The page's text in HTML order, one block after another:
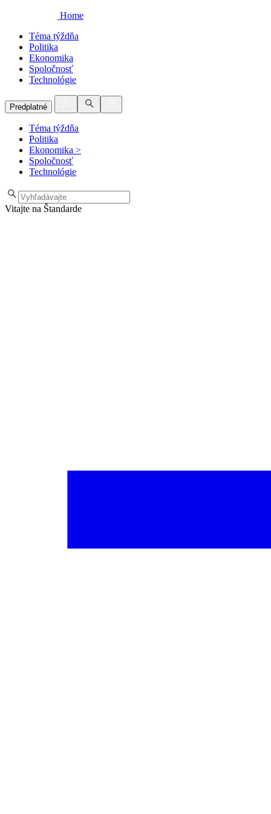
Home
Téma týždňa
Politika
Ekonomika
Spoločnosť
Technológie
Predplatné
Téma týždňa
Politika
Ekonomika >
Spoločnosť
Technológie
Vitajte na Štandarde